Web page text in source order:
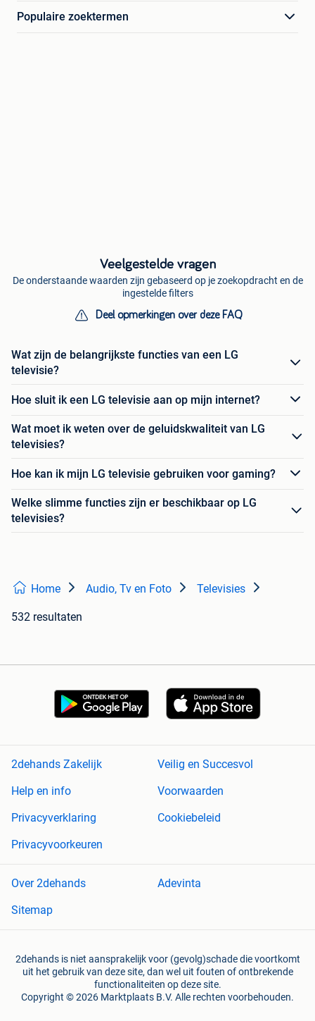
Populaire zoektermen
Veelgestelde vragen
De onderstaande waarden zijn gebaseerd op je zoekopdracht en de
ingestelde filters
Deel opmerkingen over deze FAQ
Wat zijn de belangrijkste functies van een LG
televisie?
Hoe sluit ik een LG televisie aan op mijn internet?
Wat moet ik weten over de geluidskwaliteit van LG
televisies?
Hoe kan ik mijn LG televisie gebruiken voor gaming?
Welke slimme functies zijn er beschikbaar op LG
televisies?
Home Audio, Tv en Foto Televisies
532 resultaten
2dehands Zakelijk
Veilig en Succesvol
Help en info
Voorwaarden
Privacyverklaring
Cookiebeleid
Privacyvoorkeuren
Over 2dehands
Adevinta
Sitemap
2dehands is niet aansprakelijk voor (gevolg)schade die voortkomt
uit het gebruik van deze site, dan wel uit fouten of ontbrekende
functionaliteiten op deze site.
Copyright © 2026 Marktplaats B.V. Alle rechten voorbehouden.